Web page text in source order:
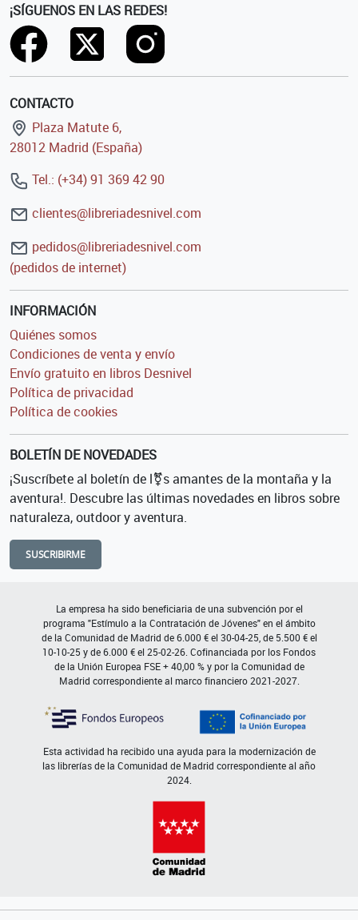
¡SÍGUENOS EN LAS REDES!
CONTACTO
Plaza Matute 6,
28012 Madrid (España)
Tel.: (+34) 91 369 42 90
clientes@libreriadesnivel.com
pedidos@libreriadesnivel.com
(pedidos de internet)
INFORMACIÓN
Quiénes somos
Condiciones de venta y envío
Envío gratuito en libros Desnivel
Política de privacidad
Política de cookies
BOLETÍN DE NOVEDADES
¡Suscríbete al boletín de l⚧s amantes de la montaña y la
aventura!. Descubre las últimas novedades en libros sobre
naturaleza, outdoor y aventura.
SUSCRIBIRME
La empresa ha sido beneficiaria de una subvención por el
programa "Estímulo a la Contratación de Jóvenes" en el ámbito
de la Comunidad de Madrid de 6.000 € el 30-04-25, de 5.500 € el
10-10-25 y de 6.000 € el 25-02-26. Cofinanciada por los Fondos
de la Unión Europea FSE + 40,00 % y por la Comunidad de
Madrid correspondiente al marco financiero 2021-2027.
Esta actividad ha recibido una ayuda para la modernización de
las librerías de la Comunidad de Madrid correspondiente al año
2024.